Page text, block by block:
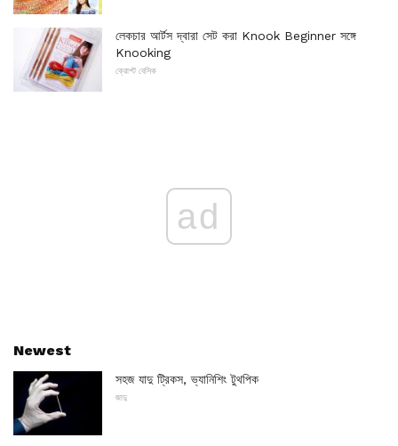
লেকচার আর্টস দ্বারা সেট করা Knook Beginner সঙ্গে
Knooking
ক্রোশ্ট বেসিক
ad
Newest
সহজ যাদু ট্রিকস, ভ্যানিশিং টুথপিক
জাদু